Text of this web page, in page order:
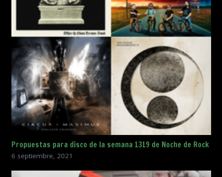
Propuestas para disco de la semana 1319 de Noche de Rock
6 septiembre, 2021